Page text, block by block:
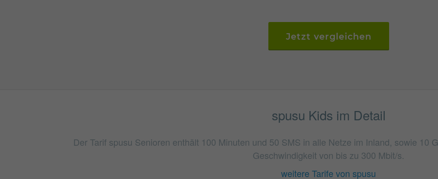
Jetzt vergleichen
spusu Kids im Detail
Der Tarif spusu Senioren enthält 100 Minuten und 50 SMS in alle Netze im Inland, sowie 10
Geschwindigkeit von bis zu 300 Mbit/s.
weitere Tarife von spusu